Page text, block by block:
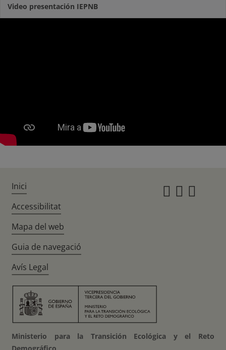
Video presentación IEPNB
Inici
Accessibilitat
Mapa del web
Guia de navegació
Avís Legal
Ministerio para la Transición Ecológica y el Reto